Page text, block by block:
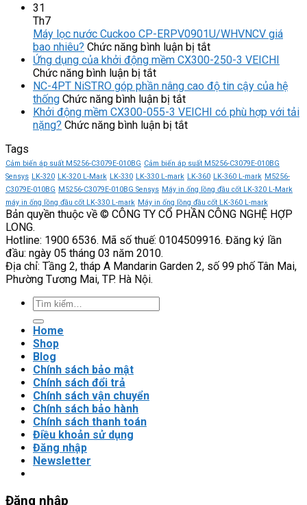
31
Th7
Máy lọc nước Cuckoo CP-ERPV0901U/WHVNCV giá
bao nhiêu? Chức năng bình luận bị tắtở
Máy
nước
CP-
nhiêu?
Ứng dụng của khởi động mềm CX300-250-3 VEICHI
Chức năng bình luận bị tắtở
Ứng
dụng
của
khởi
CX300-
250-
3
VEICHI
NC-4PT NiSTRO góp phần nâng cao độ tin cậy của hệ
thống Chức năng bình luận bị tắtở
NC-
4PT
phần
nâng
cao
độ
tin
của
thống
Khởi động mềm CX300-055-3 VEICHI có phù hợp với tải
nặng? Chức năng bình luận bị tắtở
mềm
CX300-
055-
3
VEICHI
phù
với
Tags
Cảm biến áp suất M5256-C3079E-010BG Cảm biến áp suất M5256-C3079E-010BG
Sensys LK-320 LK-320 L-Mark LK-330 LK-330 L-mark LK-360 LK-360 L-mark M5256-
C3079E-010BG M5256-C3079E-010BG Sensys Máy in ống lồng đầu cốt LK-320 L-Mark
máy in ống lồng đầu cốt LK-330 L-mark Máy in ống lồng đầu cốt LK-360 L-mark
Bản quyền thuộc về © CÔNG TY CỔ PHẦN CÔNG NGHỆ HỢP
LONG.
Hotline: 1900 6536. Mã số thuế: 0104509916. Đăng ký lần
đầu: ngày 05 tháng 03 năm 2010.
Địa chỉ: Tầng 2, tháp A Mandarin Garden 2, số 99 phố Tân Mai,
Phường Tương Mai, TP. Hà Nội.
Tìm
kiếm:
Home
Shop
Blog
Chính sách bảo mật
Chính sách đổi trả
Chính sách vận chuyển
Chính sách bảo hành
Chính sách thanh toán
Điều khoản sử dụng
Đăng nhập
Newsletter
Đăng nhập